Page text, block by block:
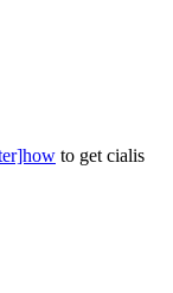
to get cialis